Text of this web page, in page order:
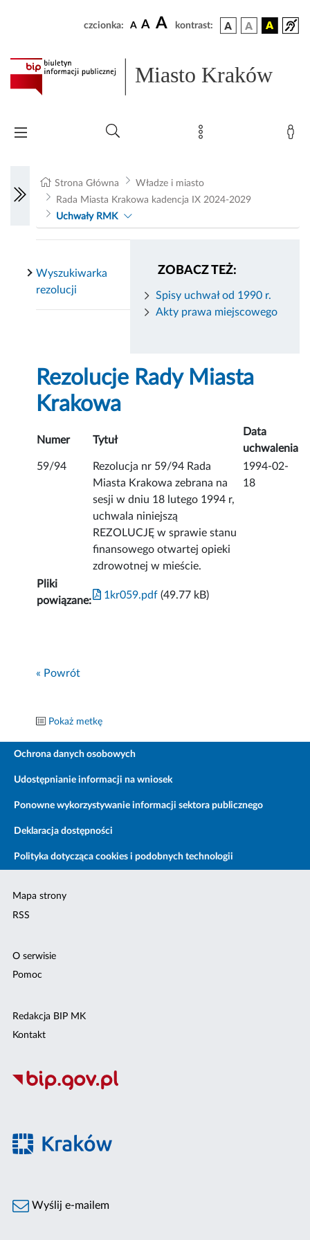
czcionka: A A A kontrast:
Miasto Kraków
Strona Główna
Władze i miasto
Rada Miasta Krakowa kadencja IX 2024-2029
Uchwały RMK
ZOBACZ TEŻ:
Spisy uchwał od 1990 r.
Akty prawa miejscowego
Wyszukiwarka
rezolucji
Rezolucje Rady Miasta
Krakowa
Numer Tytuł
Data
uchwalenia
59/94
Rezolucja nr 59/94 Rada
Miasta Krakowa zebrana na
sesji w dniu 18 lutego 1994 r,
uchwala niniejszą
REZOLUCJĘ w sprawie stanu
finansowego otwartej opieki
zdrowotnej w mieście.
1994-02-
18
Pliki
powiązane:
1kr059.pdf (49.77 kB)
« Powrót
Pokaż metkę
Ochrona danych osobowych
Udostępnianie informacji na wniosek
Ponowne wykorzystywanie informacji sektora publicznego
Deklaracja dostępności
Polityka dotycząca cookies i podobnych technologii
Mapa strony
RSS
O serwisie
Pomoc
Redakcja BIP MK
Kontakt
Wyślij e-mailem